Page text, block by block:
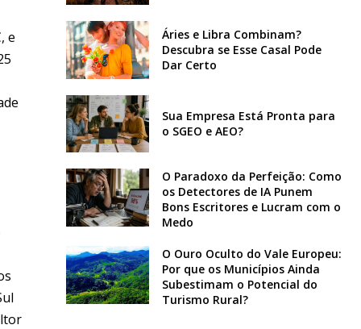
e
Áries e Libra Combinam?
Descubra se Esse Casal Pode
Dar Certo
Sua Empresa Está Pronta para
o SGEO e AEO?
O Paradoxo da Perfeição: Como
os Detectores de IA Punem
Bons Escritores e Lucram com o
Medo
O Ouro Oculto do Vale Europeu:
Por que os Municípios Ainda
Subestimam o Potencial do
Turismo Rural?